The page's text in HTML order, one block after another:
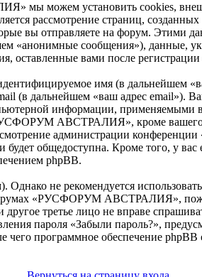
мы можем установить cookies,
рассмотрение страниц,
вы отправляете на форум. Этими
«анонимные сообщения»),
вами после
имя (в дальнейшем
(в дальнейшем «ваш адрес email»).
информации, применяемыми в
АВСТРАЛИЯ», кроме вашего
усмотрение администрации
общедоступна. Кроме того, у вас
phpBB.
не рекомендуется
«РУСФОРУМ АВСТРАЛИЯ»,
третье лицо не вправе
пароля «Забыли пароль?»,
чего программное обеспечение